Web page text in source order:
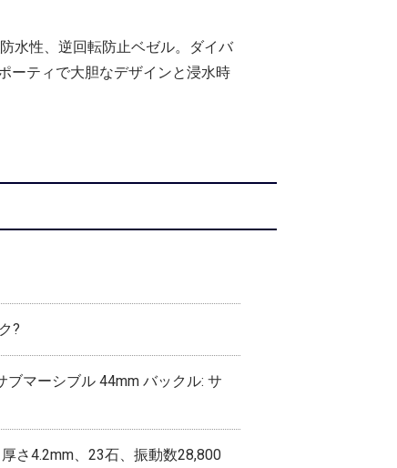
水性、逆回転防止ベゼル。ダイバ
ーティで大胆なデザインと浸水時
?
マーシブル 44mm バックル: サ
さ4.2mm、23石、振動数28,800